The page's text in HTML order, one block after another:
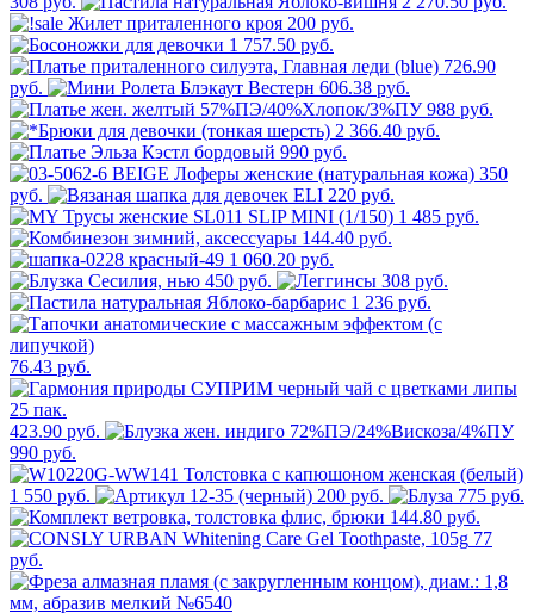
200 руб.
1 757.50 руб.
726.90
руб.
606.38 руб.
988 руб.
2 366.40 руб.
990 руб.
350
руб.
220 руб.
1 485 руб.
144.40 руб.
1 060.20 руб.
450 руб.
308 руб.
1 236 руб.
76.43 руб.
423.90 руб.
990 руб.
1 550 руб. 200 руб.
775 руб.
144.80 руб.
77
руб.